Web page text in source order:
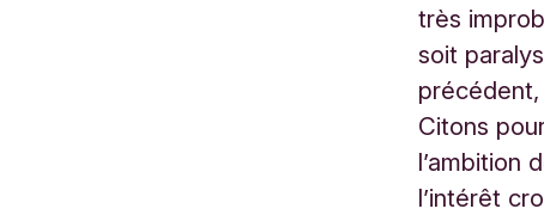
très
soit
précédent,
Citons
l’ambition
l’intérêt